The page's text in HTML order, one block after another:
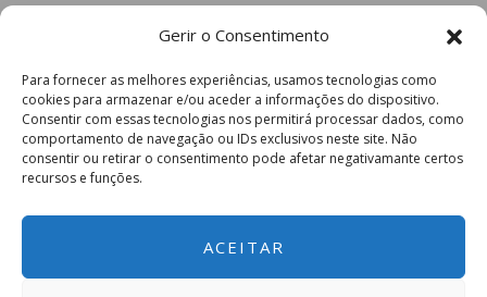
Gerir o Consentimento
Para fornecer as melhores experiências, usamos tecnologias como
cookies para armazenar e/ou aceder a informações do dispositivo.
Consentir com essas tecnologias nos permitirá processar dados, como
comportamento de navegação ou IDs exclusivos neste site. Não
consentir ou retirar o consentimento pode afetar negativamante certos
recursos e funções.
ACEITAR